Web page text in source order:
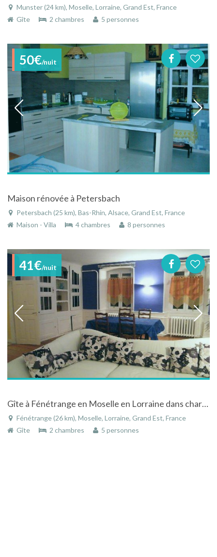
Munster (24 km), Moselle, Lorraine, Grand Est, France
Gîte
2 chambres 5 personnes
50€/nuit
Maison rénovée à Petersbach
Petersbach (25 km), Bas-Rhin, Alsace, Grand Est, France
Maison - Villa
4 chambres 8 personnes
41€/nuit
Gîte à Fénétrange en Moselle en Lorraine dans charmante cité médiévale
Fénétrange (26 km), Moselle, Lorraine, Grand Est, France
Gîte
2 chambres 5 personnes